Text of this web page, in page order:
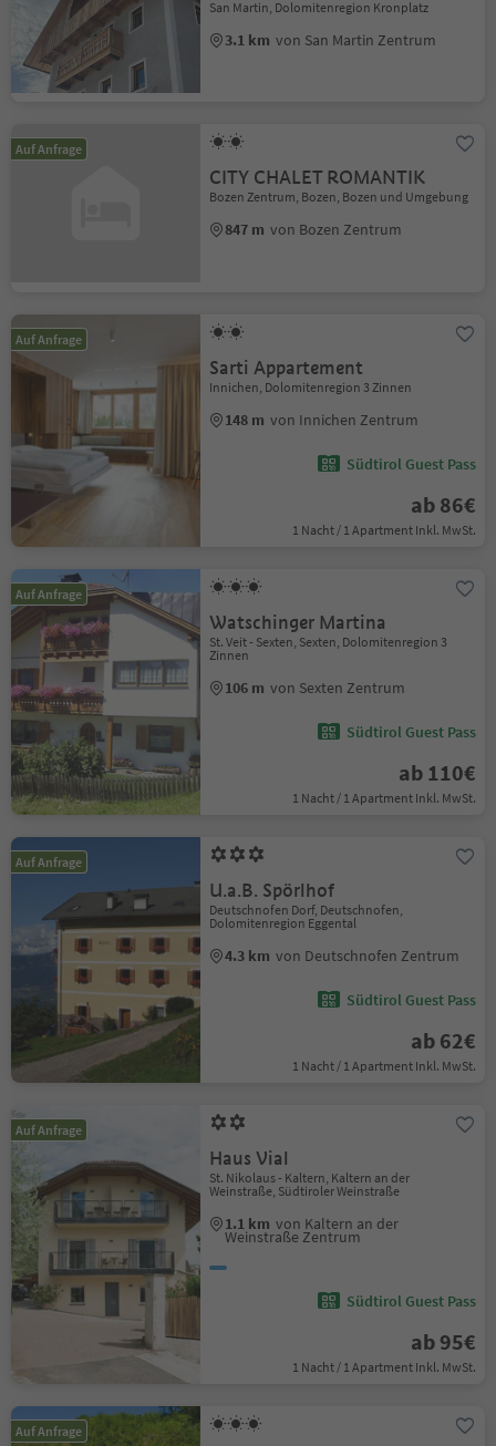
San Martin, Dolomitenregion Kronplatz
3.1 km von San Martin Zentrum
Auf Anfrage
CITY CHALET ROMANTIK
Bozen Zentrum, Bozen, Bozen und Umgebung
847 m von Bozen Zentrum
Auf Anfrage
Sarti Appartement
Innichen, Dolomitenregion 3 Zinnen
148 m von Innichen Zentrum
Südtirol Guest Pass
ab 86€
1 Nacht / 1 Apartment Inkl. MwSt.
Auf Anfrage
Watschinger Martina
St. Veit - Sexten, Sexten, Dolomitenregion 3
Zinnen
106 m von Sexten Zentrum
Südtirol Guest Pass
ab 110€
1 Nacht / 1 Apartment Inkl. MwSt.
Auf Anfrage
U.a.B. Spörlhof
Deutschnofen Dorf, Deutschnofen,
Dolomitenregion Eggental
4.3 km von Deutschnofen Zentrum
Südtirol Guest Pass
ab 62€
1 Nacht / 1 Apartment Inkl. MwSt.
Auf Anfrage
Haus Vial
St. Nikolaus - Kaltern, Kaltern an der
Weinstraße, Südtiroler Weinstraße
1.1 km von Kaltern an der
Weinstraße Zentrum
Südtirol Guest Pass
ab 95€
1 Nacht / 1 Apartment Inkl. MwSt.
Auf Anfrage